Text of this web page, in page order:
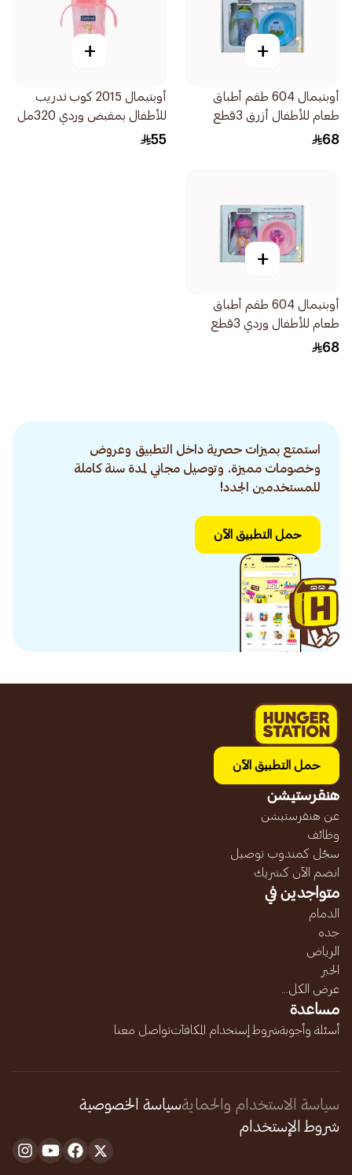
+
أوبتيمال 604 طقم أطباق
طعام للأطفال أزرق 3قطع
68
+
أوبتيمال 2015 كوب تدريب
للأطفال بمقبض وردي 320مل
55
+
أوبتيمال 604 طقم أطباق
طعام للأطفال وردي 3قطع
68
استمتع بميزات حصرية داخل التطبيق وعروض
وخصومات مميزة. وتوصيل مجاني لمدة سنة كاملة
للمستخدمين الجدد!
حمل التطبيق الآن
حمل التطبيق الآن
هنقرستيشن
عن هنقرستيشن
وظائف
سجّل كمندوب توصيل
انضم الآن كشريك
متواجدين في
الدمام
جده
الرياض
الخبر
عرض الكل...
مساعدة
أسئلة وأجوبةشروط إستخدام المكافآتتواصل معنا
سياسة الاستخدام والحمايةسياسة الخصوصية
شروط الإستخدام